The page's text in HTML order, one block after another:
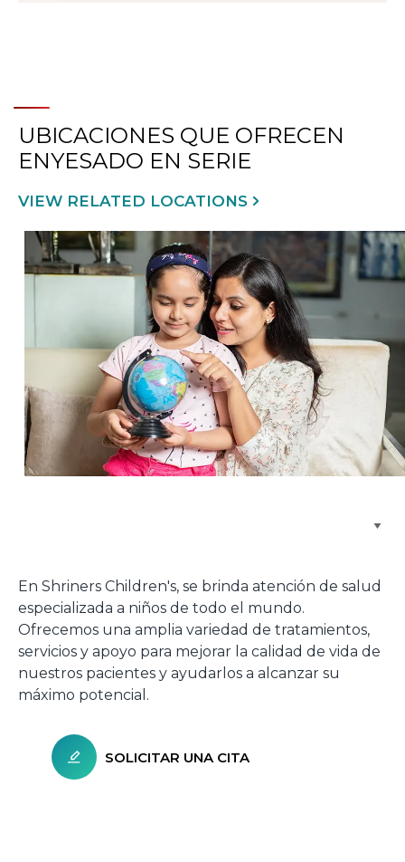
UBICACIONES QUE OFRECEN
ENYESADO EN SERIE
VIEW RELATED LOCATIONS
En Shriners Children's, se brinda atención de salud
especializada a niños de todo el mundo.
Ofrecemos una amplia variedad de tratamientos,
servicios y apoyo para mejorar la calidad de vida de
nuestros pacientes y ayudarlos a alcanzar su
máximo potencial.
SOLICITAR UNA CITA